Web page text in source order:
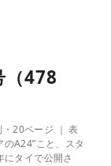
（478
20ページ ｜ 表
A24”こと、スタ
タイで公開さ